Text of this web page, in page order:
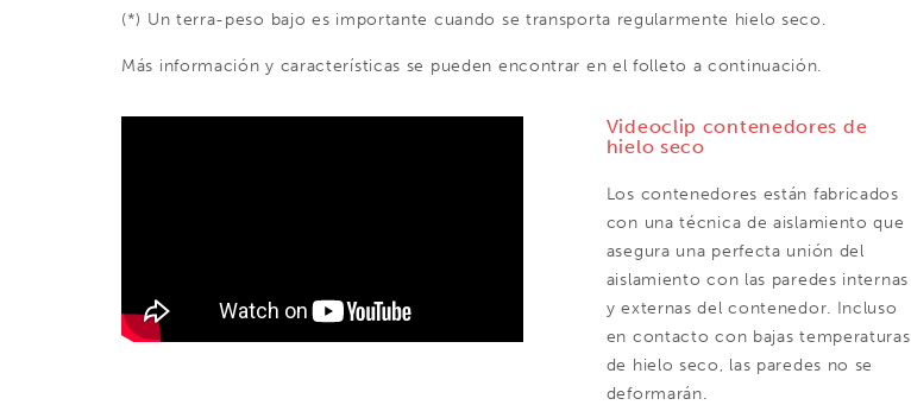
(*) Un terra-peso bajo es importante cuando se transporta regularmente hielo seco.
Más información y características se pueden encontrar en el folleto a continuación.
Videoclip contenedores de
hielo seco
Los contenedores están fabricados
con una técnica de aislamiento que
asegura una perfecta unión del
aislamiento con las paredes internas
y externas del contenedor. Incluso
en contacto con bajas temperaturas
de hielo seco, las paredes no se
deformarán.